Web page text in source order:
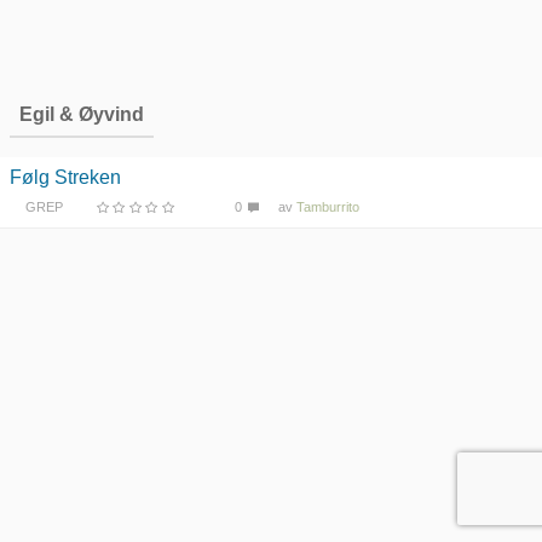
Egil & Øyvind
Følg Streken
GREP 0 av Tamburrito